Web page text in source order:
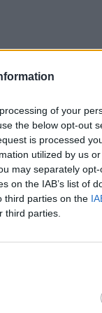
of your
the below opt-out
is processed
utilized by us
may separately
on the IAB’s list of
third parties on the
third parties.
3.000
τα